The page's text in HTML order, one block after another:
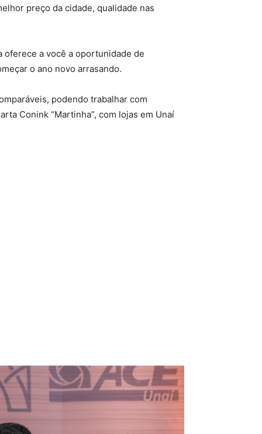
preço da cidade, qualidade nas
a você a oportunidade de
o ano novo arrasando.
podendo trabalhar com
Conink “Martinha”, com lojas em Unaí